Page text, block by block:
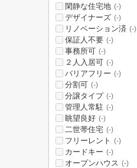
閑静な住宅地 (-)
デザイナーズ (-)
リノベーション済 (-)
保証人不要 (-)
事務所可 (-)
２人入居可 (-)
バリアフリー (-)
分割可 (-)
分譲タイプ (-)
管理人常駐 (-)
眺望良好 (-)
二世帯住宅 (-)
フリーレント (-)
カードキー (-)
オープンハウス (-)